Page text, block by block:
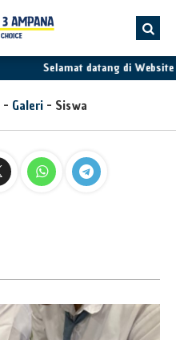
Selamat datang di Website
- Galeri - Siswa